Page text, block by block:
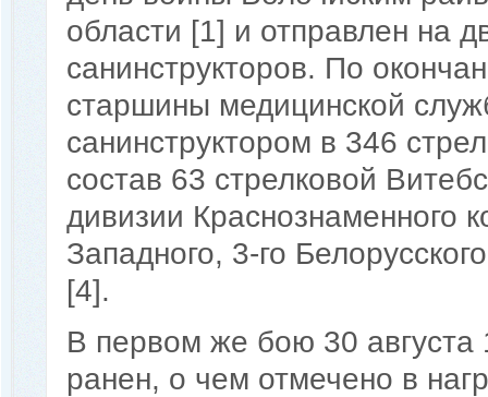
области [1] и отправлен на
санинструкторов. По
старшины медицинской
санинструктором в 346
состав 63 стрелковой
дивизии Краснознаменного
Западного, 3-го
[4].
В первом же бою 30
ранен, о чем отмечено в